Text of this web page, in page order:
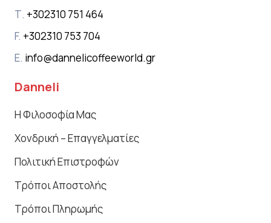
Τ. +302310 751 464
F. +302310 753 704
E. info@dannelicoffeeworld.gr
Danneli
Η Φιλοσοφία Μας
Χονδρική – Επαγγελματίες
Πολιτική Επιστροφών
Τρόποι Αποστολής
Τρόποι Πληρωμής